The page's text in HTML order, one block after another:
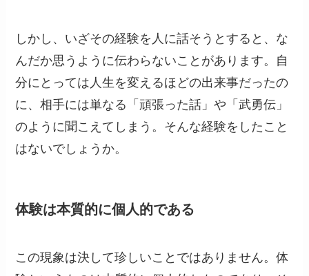
しかし、いざその経験を人に話そうとすると、な
んだか思うように伝わらないことがあります。自
分にとっては人生を変えるほどの出来事だったの
に、相手には単なる「頑張った話」や「武勇伝」
のように聞こえてしまう。そんな経験をしたこと
はないでしょうか。
体験は本質的に個人的である
この現象は決して珍しいことではありません。体